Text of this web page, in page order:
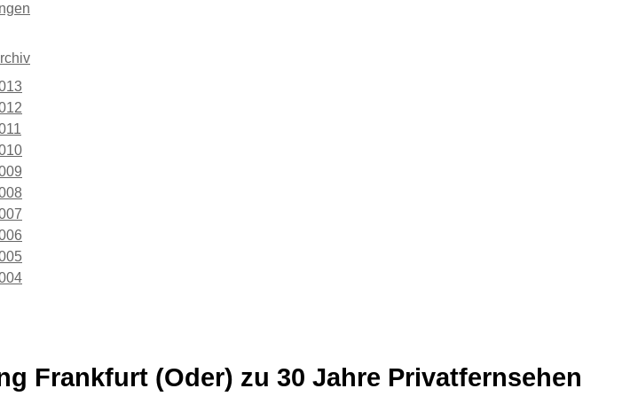
Frankfurt (Oder) zu 30 Jahre Privatfernsehen